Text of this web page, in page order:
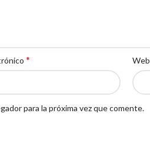
* Web
para la próxima vez que comente.